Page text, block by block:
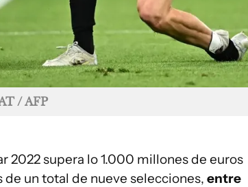
/ AFP
2022 supera lo 1.000 millones de euros
un total de nueve selecciones, entre